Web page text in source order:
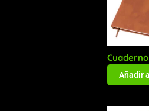
Cuaderno
Añadir